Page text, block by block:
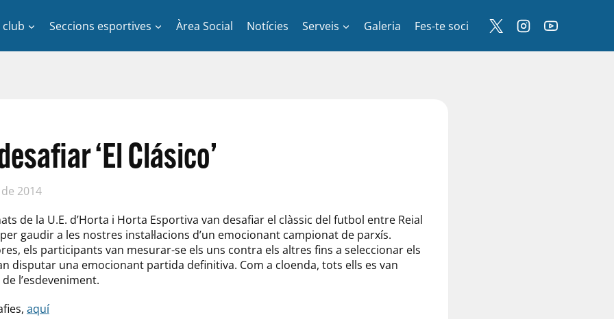
club Seccions esportives Àrea Social Notícies Serveis Galeria Fes-te soci
‘El Clásico’
2014
de la U.E. d’Horta i Horta Esportiva van desafiar el clàssic del futbol entre Reial
gaudir a les nostres instal·lacions d’un emocionant campionat de parxís.
els participants van mesurar-se els uns contra els altres fins a seleccionar els
disputar una emocionant partida definitiva. Com a cloenda, tots ells es van
l’esdeveniment.
aquí